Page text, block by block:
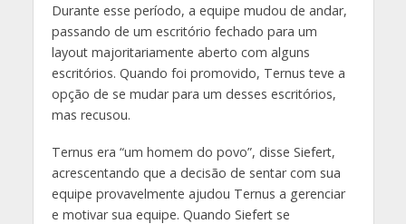
Durante esse período, a equipe mudou de andar,
passando de um escritório fechado para um
layout majoritariamente aberto com alguns
escritórios. Quando foi promovido, Ternus teve a
opção de se mudar para um desses escritórios,
mas recusou.
Ternus era “um homem do povo”, disse Siefert,
acrescentando que a decisão de sentar com sua
equipe provavelmente ajudou Ternus a gerenciar
e motivar sua equipe. Quando Siefert se